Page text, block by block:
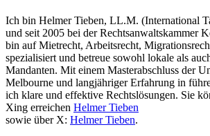
Ich bin Helmer Tieben, LL.M. (International
und seit 2005 bei der Rechtsanwaltskammer
bin auf Mietrecht, Arbeitsrecht,
spezialisiert und betreue sowohl lokale als
Mandanten. Mit einem Masterabschluss der
Melbourne und langjähriger Erfahrung in
ich klare und effektive Rechtslösungen. Sie
Xing erreichen Helmer Tieben
sowie über X: Helmer Tieben.